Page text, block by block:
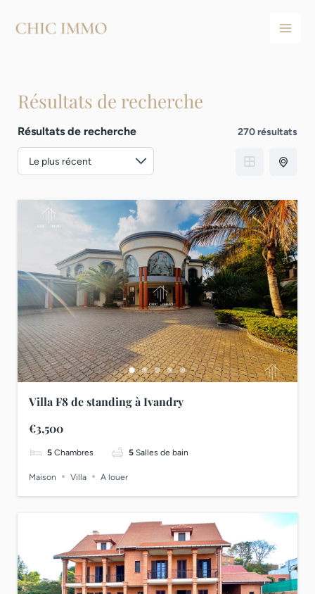
Résultats de recherche
Résultats de recherche 270 résultats
Villa F8 de standing à Ivandry
€3,500
5 Chambres 5 Salles de bain
Maison Villa A louer